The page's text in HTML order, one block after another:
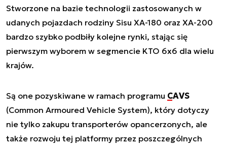
Stworzone na bazie technologii zastosowanych w
udanych pojazdach rodziny Sisu XA-180 oraz XA-200
bardzo szybko podbiły kolejne rynki, stając się
pierwszym wyborem w segmencie KTO 6x6 dla wielu
krajów.
Są one pozyskiwane w ramach programu CAVS
(Common Armoured Vehicle System), który dotyczy
nie tylko zakupu transporterów opancerzonych, ale
także rozwoju tej platformy przez poszczególnych